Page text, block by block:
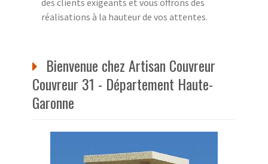
réalisations à la hauteur de vos attentes.
Bienvenue chez Artisan Couvreur
Couvreur 31 - Département Haute-
Garonne